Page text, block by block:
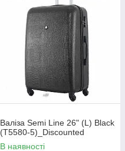
Валіза Semi Line 26" (L) Black
(T5580-5)_Discounted
В наявності